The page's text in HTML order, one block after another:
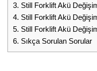
3. Still Forklift Akü
4. Still Forklift Akü
5. Still Forklift Akü
6. Sıkça Sorulan Sorular